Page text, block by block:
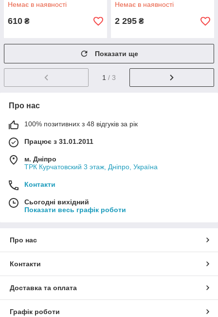
Немає в наявності
610 ₴
Немає в наявності
2 295 ₴
Показати ще
1 / 3
Про нас
100% позитивних з 48 відгуків за рік
Працює з 31.01.2011
м. Дніпро
ТРК Курчатовский 3 этаж, Дніпро, Україна
Контакти
Сьогодні вихідний
Показати весь графік роботи
Про нас
Контакти
Доставка та оплата
Графік роботи